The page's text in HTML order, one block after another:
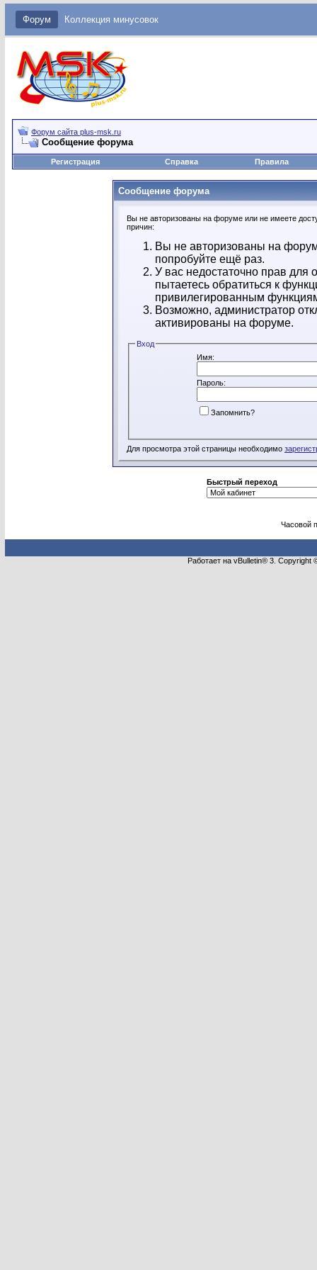
Форум Коллекция минусовок
Форум сайта plus-msk.ru
Сообщение форума
Регистрация Справка Правила
Сообщение форума
Вы не авторизованы на форуме или не имеете
причин:
Вы не авторизованы на
попробуйте ещё раз.
У вас недостаточно прав
пытаетесь обратиться к
привилегированным
Возможно, администратор
активированы на форуме.
Вход
Имя:
Пароль:
Запомнить?
Для просмотра этой страницы необходимо
Быстрый переход
Часовой
Работает на vBulletin® 3.